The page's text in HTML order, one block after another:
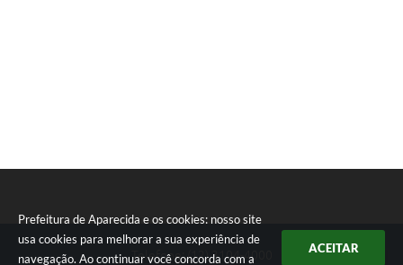
Prefeitura de Aparecida e os cookies: nosso site
usa cookies para melhorar a sua experiência de
navegação. Ao continuar você concorda com a
ACEITAR
Telefone: (12) 3104-4000